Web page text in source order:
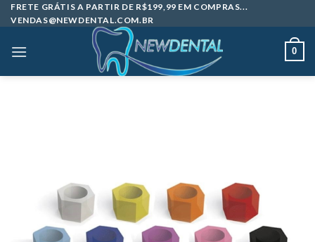
Skip
to
FRETE GRÁTIS A PARTIR DE R$199,99 EM COMPRAS...
VENDAS@NEWDENTAL.COM.BR
0